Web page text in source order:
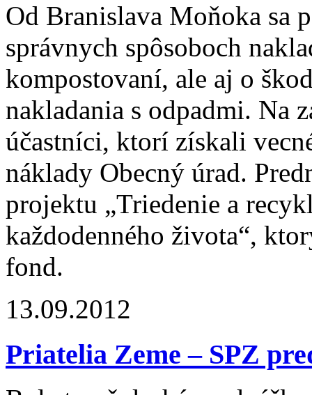
Od Branislava Moňoka sa
správnych spôsoboch
kompostovaní, ale aj o
nakladania s odpadmi. Na
účastníci, ktorí získali
náklady Obecný úrad.
projektu „Triedenie a
každodenného života“,
fond.
13.09.2012
Priatelia Zeme – SPZ